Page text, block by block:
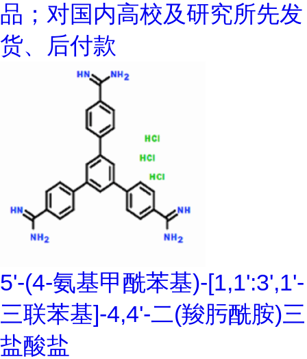
品；对国内高校及研究所先发
货、后付款
5'-(4-氨基甲酰苯基)-[1,1':3',1'-
三联苯基]-4,4'-二(羧肟酰胺)三
盐酸盐